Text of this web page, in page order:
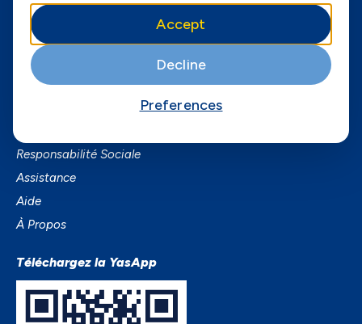
Services
Services Mobiles
Business
Smartphones
Responsabilité Sociale
Assistance
Aide
À Propos
Téléchargez la YasApp
Accept
Decline
Preferences